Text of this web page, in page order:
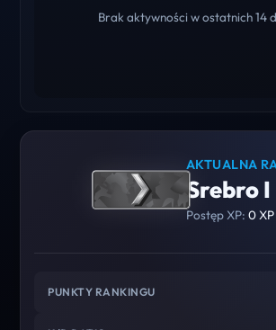
Brak aktywności w ostatnich 14
AKTUALNA
Srebro I
Postęp XP: 0 XP
PUNKTY RANKINGU